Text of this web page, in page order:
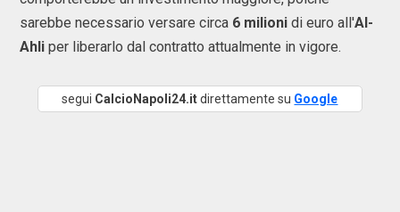
sarebbe necessario versare circa 6 milioni di euro all'Al-
Ahli per liberarlo dal contratto attualmente in vigore.
segui CalcioNapoli24.itdirettamente su Google